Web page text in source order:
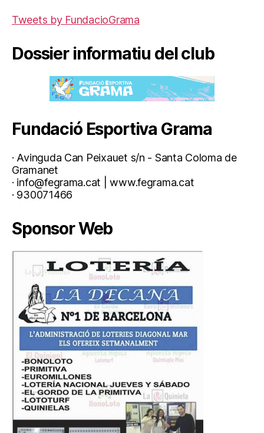
Tweets by FundacioGrama
Dossier informatiu del club
Fundació Esportiva Grama
· Avinguda Can Peixauet s/n - Santa Coloma de
Gramanet
· info@fegrama.cat | www.fegrama.cat
· 930071466
Sponsor Web